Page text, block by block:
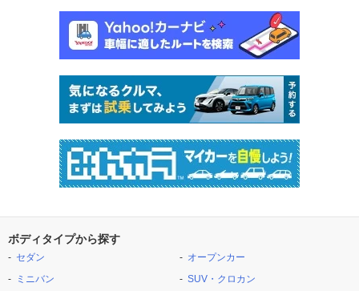
ボディタイプから探す
セダン
ミニバン
オープンカー
SUV・クロカン